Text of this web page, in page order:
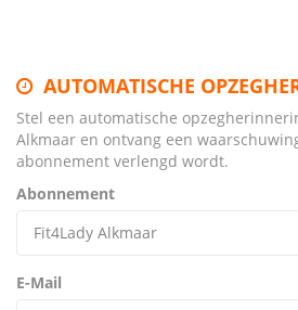
AUTOMATISCHE
Stel een automatische
Alkmaar en ontvang een
abonnement verlengd wordt.
Abonnement
E-Mail